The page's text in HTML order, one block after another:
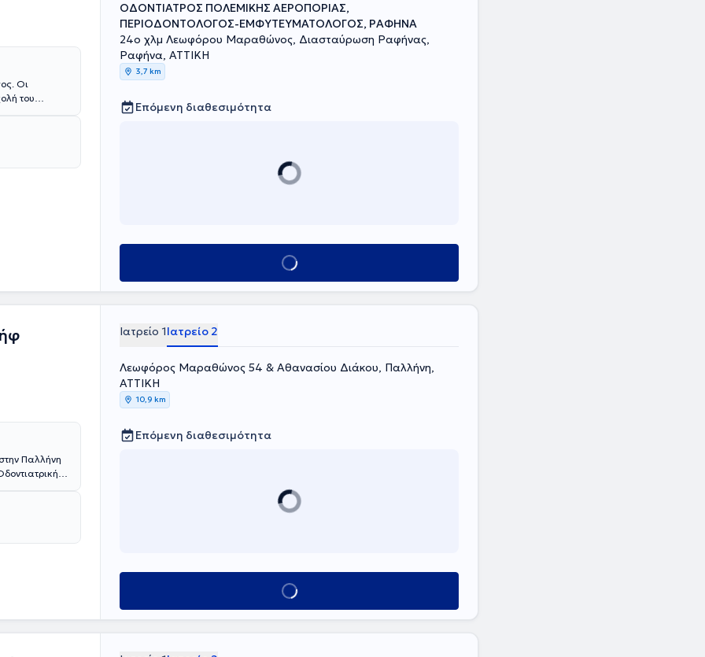
Οι
του
βραβείο «
στην
αποφοίτησε
στο
ΟΔΟΝΤΙΑΤΡΟΣ ΠΟΛΕΜΙΚΗΣ ΑΕΡΟΠΟΡΙΑΣ,
ΠΕΡΙΟΔΟΝΤΟΛΟΓΟΣ-ΕΜΦΥΤΕΥΜΑΤΟΛΟΓΟΣ, ΡΑΦΗΝΑ
24ο χλμ Λεωφόρου Μαραθώνος, Διασταύρωση Ραφήνας,
Ραφήνα, ΑΤΤΙΚΗ
3,7 km
Επόμενη διαθεσιμότητα
Κλείσε ραντεβού
Παλλήνη
μέγιστα
του
Ιατρείο 1Ιατρείο 2
Λεωφόρος Μαραθώνος 54 & Αθανασίου Διάκου, Παλλήνη,
ΑΤΤΙΚΗ
10,9 km
Επόμενη διαθεσιμότητα
Κλείσε ραντεβού